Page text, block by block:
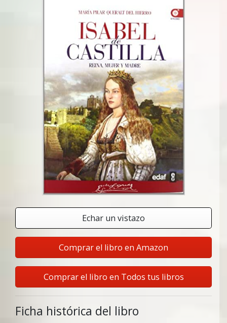
Echar un vistazo
Comprar el libro en Amazon
Comprar el libro en Todos tus libros
Ficha histórica del libro